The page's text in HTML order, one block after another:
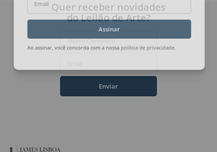
Email
Assinar
Quer receber novidades
do Leilão de Arte?
Nome Completo
Enviar